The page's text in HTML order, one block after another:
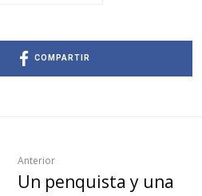
COMPARTIR
Anterior
Un penquista y una